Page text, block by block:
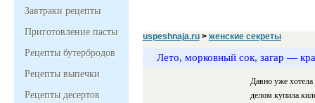
Завтраки рецепты
Приготовление пасты
Рецепты бутербродов
Рецепты выпечки
Рецепты десертов
uspeshnaja.ru> женские секреты
Лето, морковный сок, загар —
Давно уже хотела
делом купила